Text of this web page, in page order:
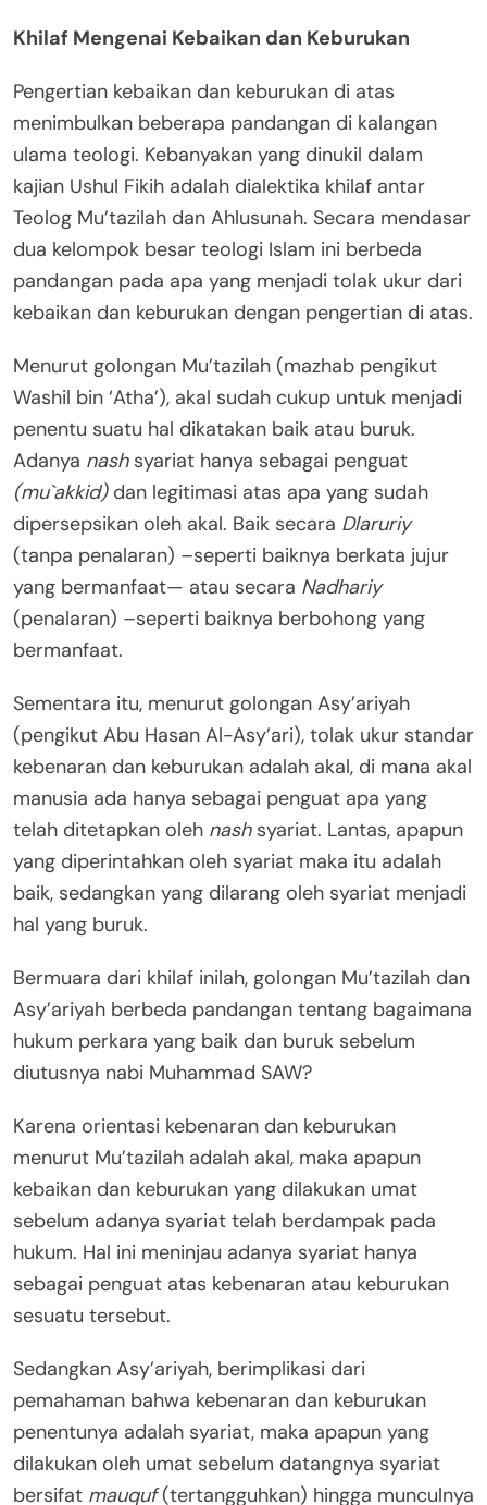
Khilaf Mengenai Kebaikan dan Keburukan
Pengertian kebaikan dan keburukan di atas
menimbulkan beberapa pandangan di kalangan
ulama teologi. Kebanyakan yang dinukil dalam
kajian Ushul Fikih adalah dialektika khilaf antar
Teolog Mu’tazilah dan Ahlusunah. Secara mendasar
dua kelompok besar teologi Islam ini berbeda
pandangan pada apa yang menjadi tolak ukur dari
kebaikan dan keburukan dengan pengertian di atas.
Menurut golongan Mu’tazilah (mazhab pengikut
Washil bin ‘Atha’), akal sudah cukup untuk menjadi
penentu suatu hal dikatakan baik atau buruk.
Adanya nashsyariat hanya sebagai penguat
(mu`akkid)dan legitimasi atas apa yang sudah
dipersepsikan oleh akal. Baik secara Dlaruriy
(tanpa penalaran) –seperti baiknya berkata jujur
yang bermanfaat— atau secara Nadhariy
(penalaran) –seperti baiknya berbohong yang
bermanfaat.
Sementara itu, menurut golongan Asy’ariyah
(pengikut Abu Hasan Al-Asy’ari), tolak ukur standar
kebenaran dan keburukan adalah akal, di mana akal
manusia ada hanya sebagai penguat apa yang
telah ditetapkan oleh nashsyariat. Lantas, apapun
yang diperintahkan oleh syariat maka itu adalah
baik, sedangkan yang dilarang oleh syariat menjadi
hal yang buruk.
Bermuara dari khilaf inilah, golongan Mu’tazilah dan
Asy’ariyah berbeda pandangan tentang bagaimana
hukum perkara yang baik dan buruk sebelum
diutusnya nabi Muhammad SAW?
Karena orientasi kebenaran dan keburukan
menurut Mu’tazilah adalah akal, maka apapun
kebaikan dan keburukan yang dilakukan umat
sebelum adanya syariat telah berdampak pada
hukum. Hal ini meninjau adanya syariat hanya
sebagai penguat atas kebenaran atau keburukan
sesuatu tersebut.
Sedangkan Asy’ariyah, berimplikasi dari
pemahaman bahwa kebenaran dan keburukan
penentunya adalah syariat, maka apapun yang
dilakukan oleh umat sebelum datangnya syariat
bersifat mauquf(tertangguhkan) hingga munculnya